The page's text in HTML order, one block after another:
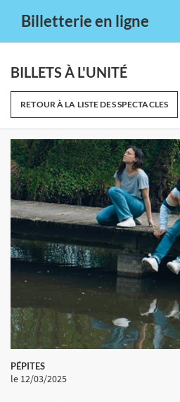
Billetterie en ligne
BILLETS À L'UNITÉ
RETOUR À LA LISTE DES SPECTACLES
PÉPITES
le 12/03/2025